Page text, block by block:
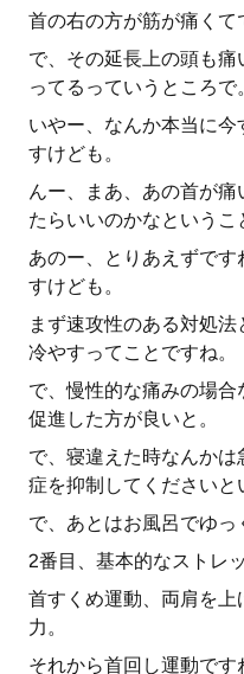
首の右の方が筋が痛くて
で、その延長上の頭も
ってるっていうところで。
いやー、なんか本当に
すけども。
んー、まあ、あの首が
たらいいのかなというこ
あのー、とりあえずで
すけども。
まず速攻性のある対処
冷やすってことですね。
で、慢性的な痛みの場
促進した方が良いと。
で、寝違えた時なんか
症を抑制してくださいと
で、あとはお風呂でゆっ
2番目、基本的なストレッ
首すくめ運動、両肩を
力。
それから首回し運動です